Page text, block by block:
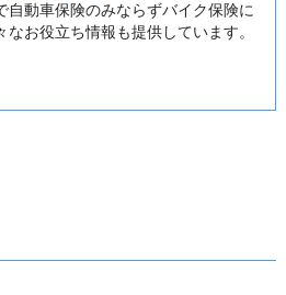
自動車保険のみならずバイク保険に
なお役立ち情報も提供しています。